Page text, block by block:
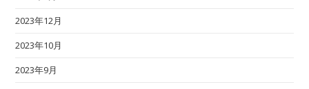
2023年12月
2023年10月
2023年9月